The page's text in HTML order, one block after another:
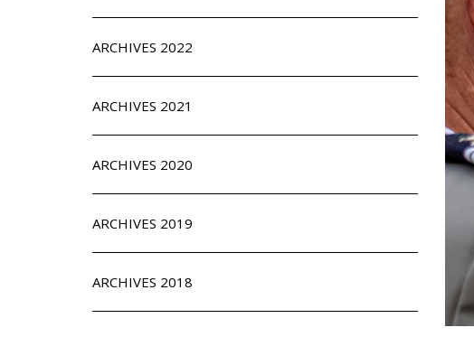
ARCHIVES 2022
ARCHIVES 2021
ARCHIVES 2020
ARCHIVES 2019
ARCHIVES 2018